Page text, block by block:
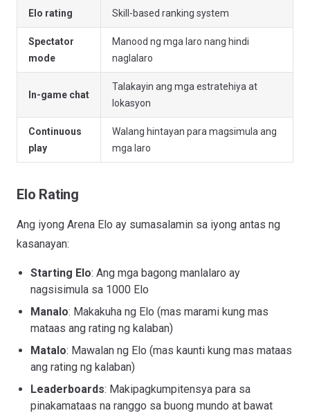
Elo rating Skill-based ranking system
Spectator
mode
Manood ng mga laro nang hindi
naglalaro
In-game chat
Talakayin ang mga estratehiya at
lokasyon
Continuous
play
Walang hintayan para magsimula ang
mga laro
Elo Rating
Ang iyong Arena Elo ay sumasalamin sa iyong antas ng
kasanayan:
Starting Elo: Ang mga bagong manlalaro ay
nagsisimula sa 1000 Elo
Manalo: Makakuha ng Elo (mas marami kung mas
mataas ang rating ng kalaban)
Matalo: Mawalan ng Elo (mas kaunti kung mas mataas
ang rating ng kalaban)
Leaderboards: Makipagkumpitensya para sa
pinakamataas na ranggo sa buong mundo at bawat